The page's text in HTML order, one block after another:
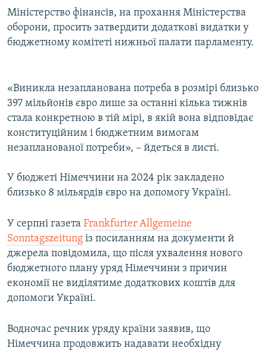
Міністерство фінансів, на прохання Міністерства
оборони, просить затвердити додаткові видатки у
бюджетному комітеті нижньої палати парламенту.
«Виникла незапланована потреба в розмірі близько
397 мільйонів євро лише за останні кілька тижнів
стала конкретною в тій мірі, в якій вона відповідає
конституційним і бюджетним вимогам
незапланованої потреби», – йдеться в листі.
У бюджеті Німеччини на 2024 рік закладено
близько 8 мільярдів євро на допомогу Україні.
У серпні газета Frankfurter Allgemeine
Sonntagszeitung із посиланням на документи й
джерела повідомила, що після ухвалення нового
бюджетного плану уряд Німеччини з причин
економії не виділятиме додаткових коштів для
допомоги Україні.
Водночас речник уряду країни заявив, що
Німеччина продовжить надавати необхідну